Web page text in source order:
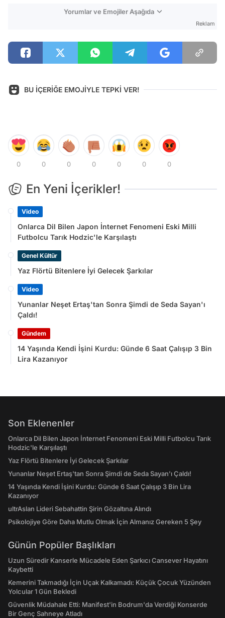
Yorumlar ve Emojiler Aşağıda
Reklam
BU İÇERİĞE EMOJİYLE TEPKİ VER!
0 0 0 0 0 0 0
En Yeni İçerikler!
Video
Onlarca Dil Bilen Japon İnternet Fenomeni Eski Milli
Futbolcu Tarık Hodzic'le Karşılaştı
Genel Kültür
Yaz Flörtü Bitenlere İyi Gelecek Şarkılar
Video
Yunanlar Neşet Ertaş'tan Sonra Şimdi de Seda Sayan'ı
Çaldı!
Gündem
14 Yaşında Kendi İşini Kurdu: Günde 6 Saat Çalışıp 3 Bin
Lira Kazanıyor
Son Eklenenler
Onlarca Dil Bilen Japon İnternet Fenomeni Eski Milli Futbolcu Tarık
Hodzic'le Karşılaştı
Yaz Flörtü Bitenlere İyi Gelecek Şarkılar
Yunanlar Neşet Ertaş'tan Sonra Şimdi de Seda Sayan'ı Çaldı!
14 Yaşında Kendi İşini Kurdu: Günde 6 Saat Çalışıp 3 Bin Lira
Kazanıyor
ultrAslan Lideri Sebahattin Şirin Gözaltına Alındı
Psikolojiye Göre Daha Mutlu Olmak İçin Almanız Gereken 5 Şey
Günün Popüler Başlıkları
Uzun Süredir Kanserle Mücadele Eden Şarkıcı Cansever Hayatını
Kaybetti
Kemerini Takmadığı İçin Uçak Kalkamadı: Küçük Çocuk Yüzünden
Yolcular 1 Gün Bekledi
Güvenlik Müdahale Etti: Manifest'in Bodrum'da Verdiği Konserde
Bir Genç Sahneye Atladı